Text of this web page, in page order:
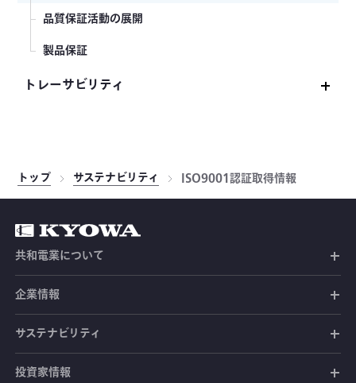
品質保証活動の展開
製品保証
トレーサビリティ
ASNITE認定
トップ サステナビリティ ISO9001認証取得情報
共和電業について
共和電業の未来
共和電業の事業
共和電業のあゆみ
企業情報
社長メッセージ
経営ビジョン
サステナビリティ
環境への取り組み
投資家情報